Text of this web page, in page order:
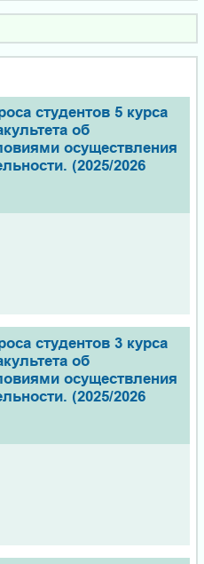
студентов 5 курса
об
осуществления
(2025/2026
студентов 3 курса
об
осуществления
(2025/2026